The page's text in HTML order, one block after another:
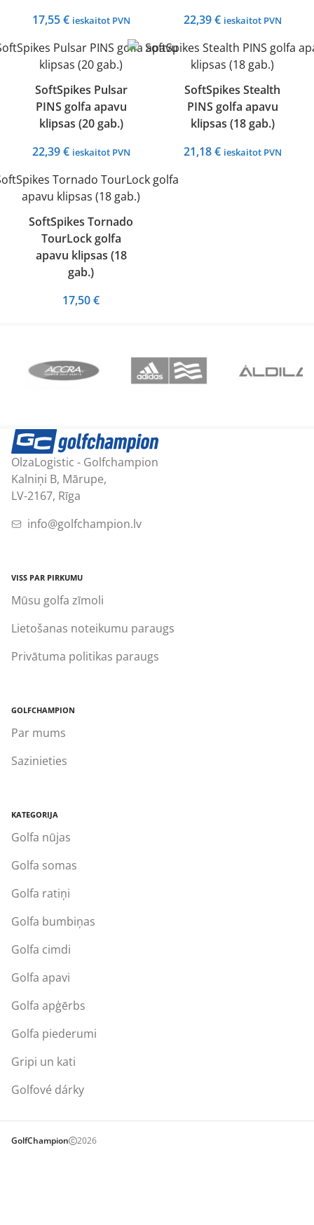
17,55€ ieskaitot PVN
22,39€ ieskaitot PVN
SoftSpikes Pulsar
PINS golfa apavu
klipsas (20 gab.)
22,39€ ieskaitot PVN
SoftSpikes Stealth
PINS golfa apavu
klipsas (18 gab.)
21,18€ ieskaitot PVN
SoftSpikes Tornado
TourLock golfa
apavu klipsas (18
gab.)
17,50€
OlzaLogistic - Golfchampion
Kalniņi B, Mārupe,
LV-2167, Rīga
info@golfchampion.lv
VISS PAR PIRKUMU
Mūsu golfa zīmoli
Lietošanas noteikumu paraugs
Privātuma politikas paraugs
GOLFCHAMPION
Par mums
Sazinieties
KATEGORIJA
Golfa nūjas
Golfa somas
Golfa ratiņi
Golfa bumbiņas
Golfa cimdi
Golfa apavi
Golfa apģērbs
Golfa piederumi
Gripi un kati
Golfové dárky
GolfChampion 2026